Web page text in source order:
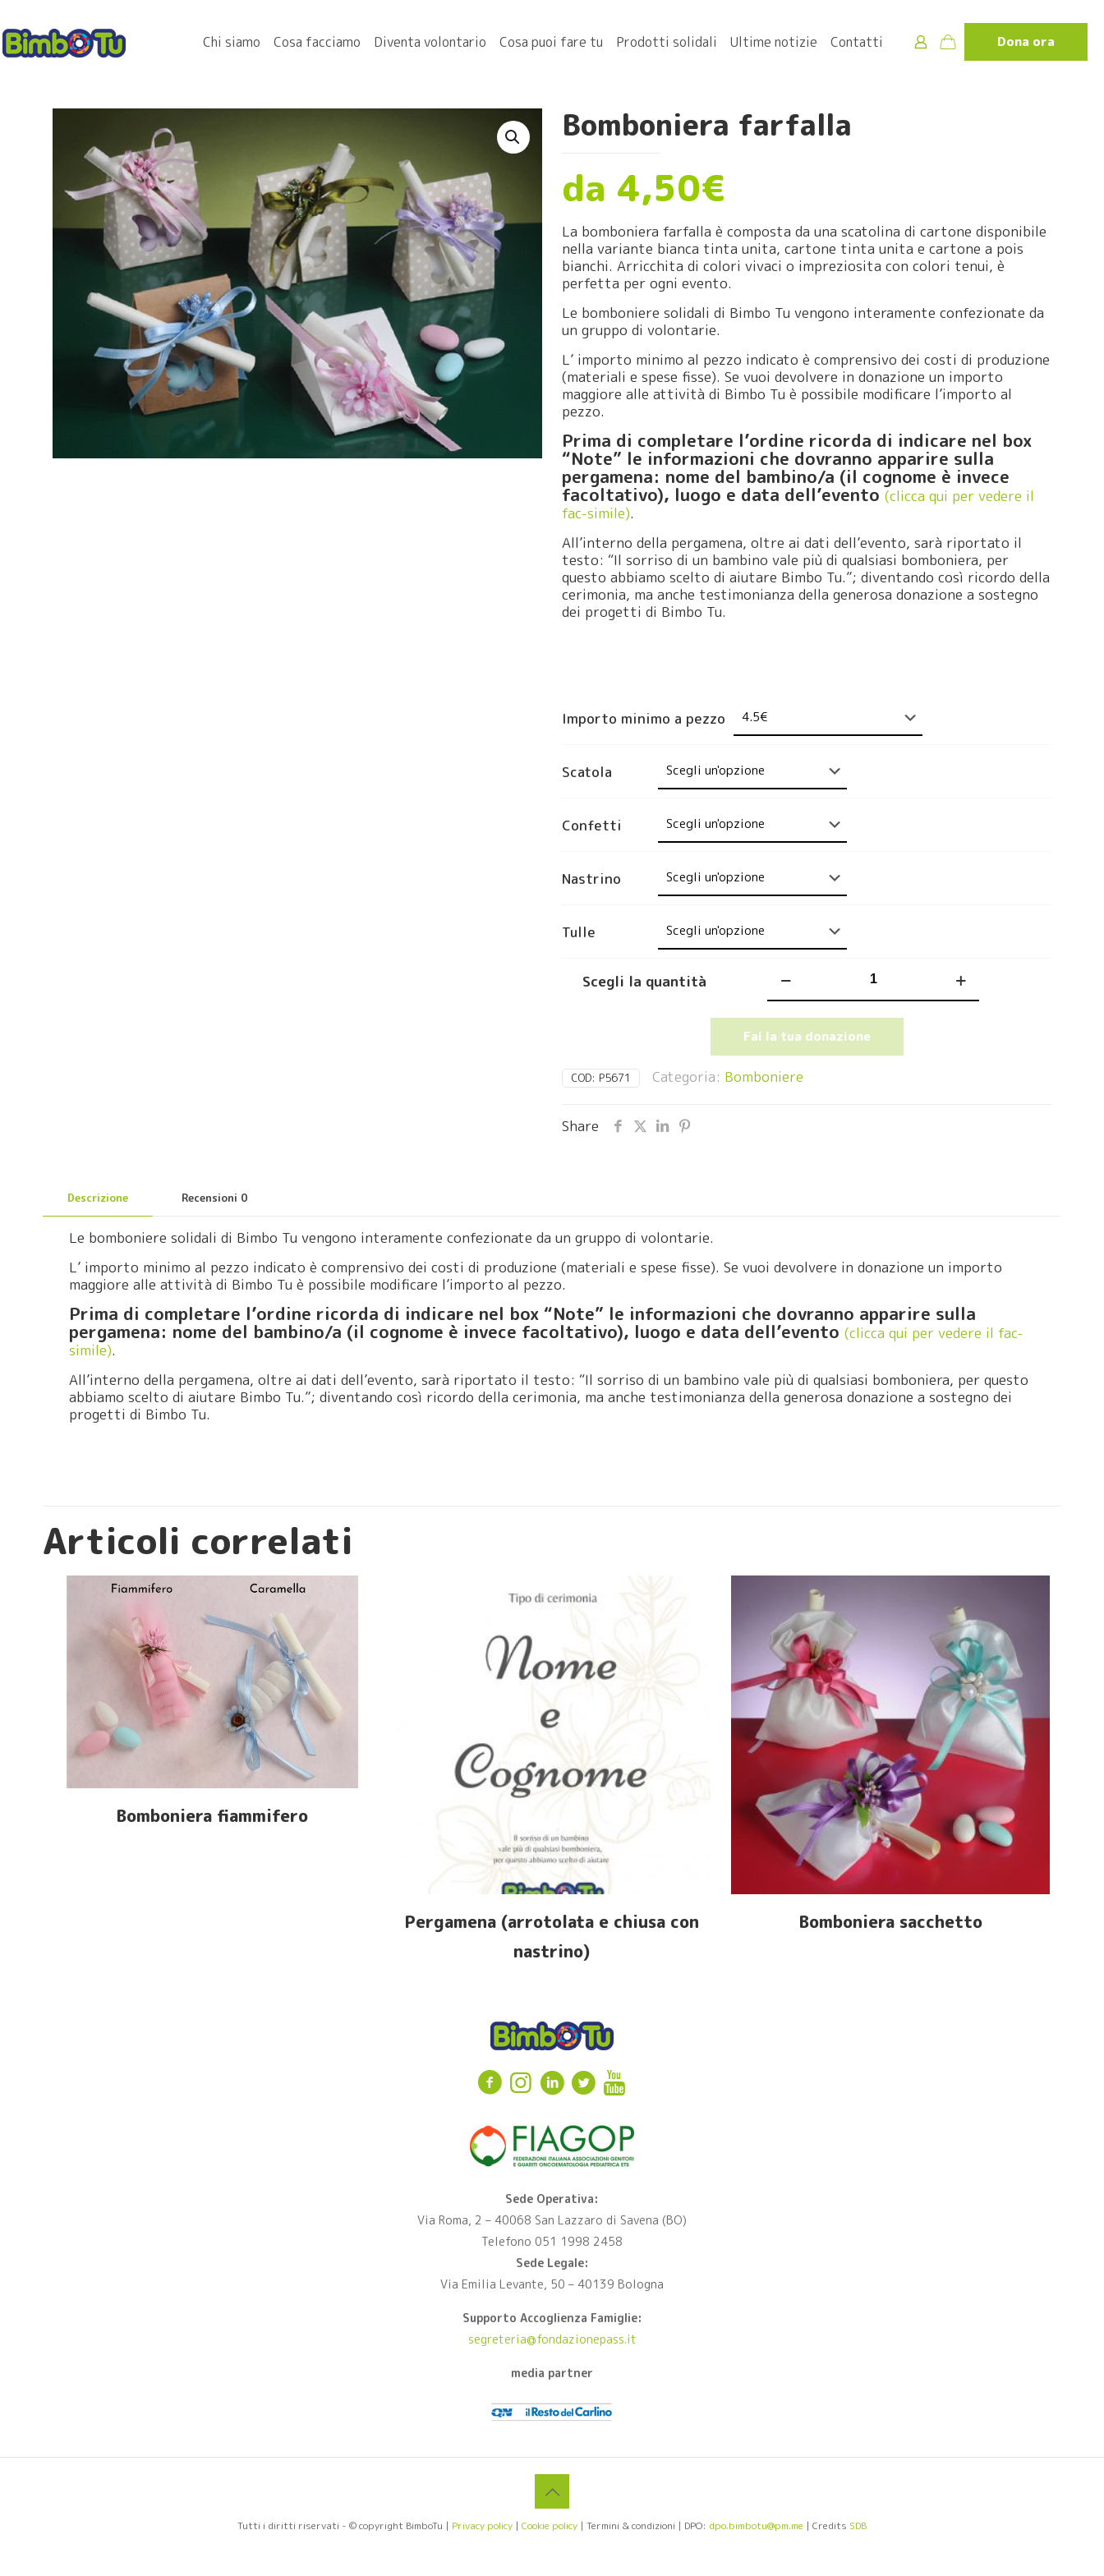
Chi siamo Cosa facciamo Diventa volontario Cosa puoi fare tu Prodotti solidali Ultime notizie Contatti Dona ora
Bomboniera farfalla
da 4,50€
La bomboniera farfalla è composta da una scatolina di cartone disponibile
nella variante bianca tinta unita, cartone tinta unita e cartone a pois
bianchi. Arricchita di colori vivaci o impreziosita con colori tenui, è
perfetta per ogni evento.
Le bomboniere solidali di Bimbo Tu vengono interamente confezionate da
un gruppo di volontarie.
L’ importo minimo al pezzo indicato è comprensivo dei costi di produzione
(materiali e spese fisse). Se vuoi devolvere in donazione un importo
maggiore alle attività di Bimbo Tu è possibile modificare l’importo al
pezzo.
Prima di completare l’ordine ricorda di indicare nel box
“Note” le informazioni che dovranno apparire sulla
pergamena: nome del bambino/a (il cognome è invece
facoltativo), luogo e data dell’evento(clicca qui per vedere il
fac-simile).
All’interno della pergamena, oltre ai dati dell’evento, sarà riportato il
testo: “Il sorriso di un bambino vale più di qualsiasi bomboniera, per
questo abbiamo scelto di aiutare Bimbo Tu.”; diventando così ricordo della
cerimonia, ma anche testimonianza della generosa donazione a sostegno
dei progetti di Bimbo Tu.
Importo minimo a pezzo
Scatola
Confetti
Nastrino
Tulle
farfalla
quantità
Fai la tua donazione
COD: P5671 Categoria: Bomboniere
Share
Descrizione Recensioni 0
Le bomboniere solidali di Bimbo Tu vengono interamente confezionate da un gruppo di volontarie.
L’ importo minimo al pezzo indicato è comprensivo dei costi di produzione (materiali e spese fisse). Se vuoi devolvere in donazione un importo
maggiore alle attività di Bimbo Tu è possibile modificare l’importo al pezzo.
Prima di completare l’ordine ricorda di indicare nel box “Note” le informazioni che dovranno apparire sulla
pergamena: nome del bambino/a (il cognome è invece facoltativo), luogo e data dell’evento (clicca qui per vedere il fac-
simile).
All’interno della pergamena, oltre ai dati dell’evento, sarà riportato il testo: “Il sorriso di un bambino vale più di qualsiasi bomboniera, per questo
abbiamo scelto di aiutare Bimbo Tu.”; diventando così ricordo della cerimonia, ma anche testimonianza della generosa donazione a sostegno dei
progetti di Bimbo Tu.
Articoli correlati
Bomboniera fiammifero
Pergamena (arrotolata e chiusa con
nastrino)
Bomboniera sacchetto
Sede Operativa:
Via Roma, 2 – 40068 San Lazzaro di Savena (BO)
Telefono 051 1998 2458
Sede Legale:
Via Emilia Levante, 50 – 40139 Bologna
Supporto Accoglienza Famiglie:
segreteria@fondazionepass.it
media partner
Tutti i diritti riservati - © copyright BimboTu | Privacy policy | Cookie policy | Termini & condizioni | DPO: dpo.bimbotu@pm.me | Credits SDB